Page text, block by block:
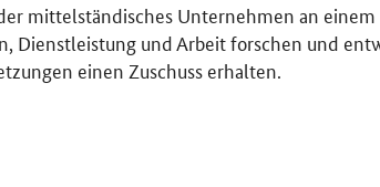
mittelständisches Unternehmen an
Dienstleistung und Arbeit forschen und
einen Zuschuss erhalten.